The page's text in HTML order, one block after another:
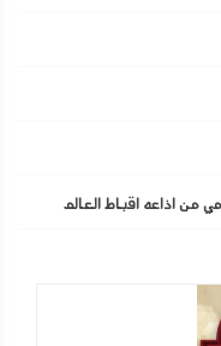
من اذاعه اقباط العالم